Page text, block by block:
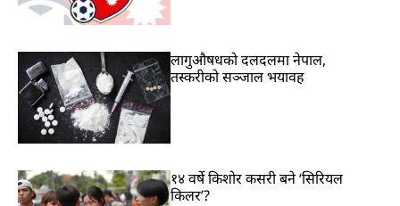
लागुऔषधको दलदलमा नेपाल,
तस्करीको सञ्जाल भयावह
१४ वर्षे किशोर कसरी बने ‘सिरियल
किलर’?